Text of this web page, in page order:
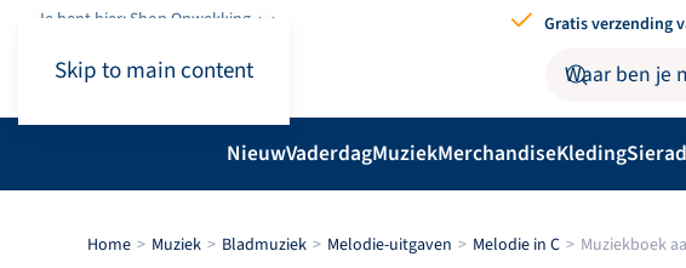
Skip to main content
Je bent hier: Shop.Opwekking Gratis verzending
NieuwVaderdagMuziekMerchandiseKleding
Home Muziek Bladmuziek Melodie-uitgaven Melodie in C Muziekboek